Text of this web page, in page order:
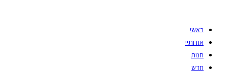
ראשי
אודותיי
חנות
חדש